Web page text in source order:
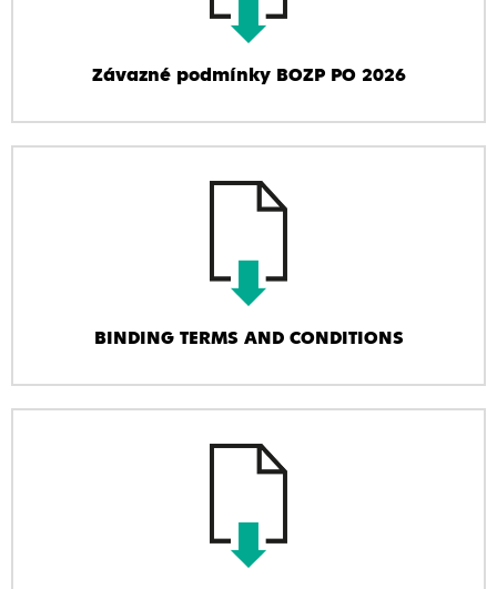
Závazné podmínky BOZP PO 2026
BINDING TERMS AND CONDITIONS